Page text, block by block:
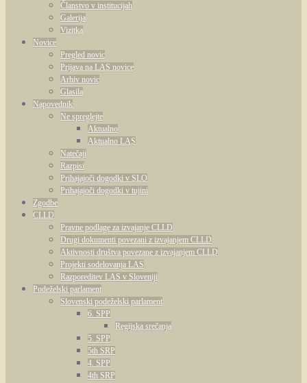
Članstvo v institucijah
Galerija
Vizitka
Novice
Pregled novic
Prijava na LAS novice
Arhiv novic
Glasila
Napovednik
Ne spreglejte
Aktualno
Aktualno LAS
Natečaji
Razpisi
Prihajajoči dogodki v SLO
Prihajajoči dogodki v tujini
Zgodbe
CLLD
Pravne podlage za izvajanje CLLD
Drugi dokumenti povezani z izvajanjem CLLD
Aktivnosti društva povezane z izvajanjem CLLD
Projekti sodelovanja LAS
Razporeditev LAS v Sloveniji
Podeželski parlament
Slovenski podeželski parlament
6. SPP
Regijska srečanja
5. SPP
5th SRP
4. SPP
4th SRP